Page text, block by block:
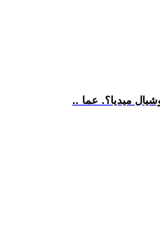
ميديا؟. عما